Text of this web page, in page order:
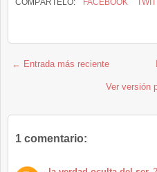
← Entrada más reciente
Ver versión
1 comentario: